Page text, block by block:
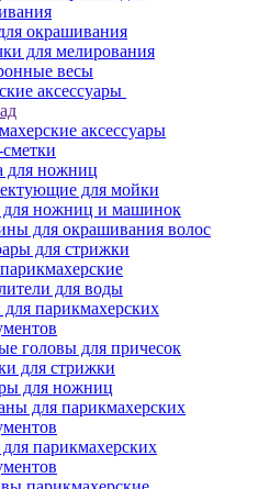
окрашивания
для мелирования
весы
аксессуары
аксессуары
для ножниц
для мойки
ножниц и машинок
для окрашивания волос
для стрижки
для воды
парикмахерских
головы для причесок
для стрижки
для ножниц
для парикмахерских
парикмахерских